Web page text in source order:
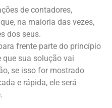
de contadores,
na maioria das vezes,
dos seus.
frente parte do princípio
que sua solução vai
se isso for mostrado
e rápida, ele será